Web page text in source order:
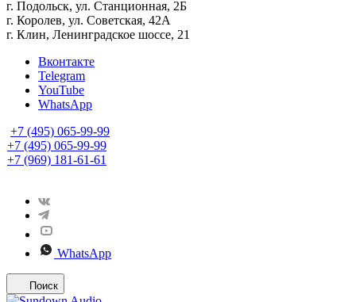
г. Подольск, ул. Станционная, 2Б
г. Королев, ул. Советская, 42А
г. Клин, Ленинградское шоссе, 21
Вконтакте
Telegram
YouTube
WhatsApp
+7 (495) 065-99-99
+7 (495) 065-99-99
+7 (969) 181-61-61
WhatsApp
Поиск